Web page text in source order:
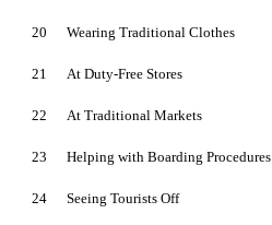
20 Wearing Traditional Clothes
21 At Duty-Free Stores
22 At Traditional Markets
23 Helping with Boarding Procedures
24 Seeing Tourists Off